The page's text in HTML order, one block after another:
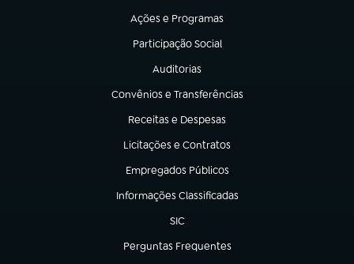
Ações e Programas
(abre em nova aba)
Participação Social
(abre em nova aba)
Auditorias
(abre em nova aba)
Convênios e Transferências
(abre em nova aba)
Receitas e Despesas
(abre em nova aba)
Licitações e Contratos
(abre em nova aba)
Empregados Públicos
(abre em nova aba)
Informações Classificadas
(abre em nova aba)
SIC
(abre em nova aba)
Perguntas Frequentes
(abre em nova aba)